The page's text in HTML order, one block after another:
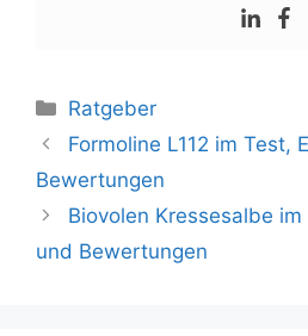
Ratgeber
Formoline L112 im Test,
Bewertungen
Biovolen Kressesalbe
und Bewertungen